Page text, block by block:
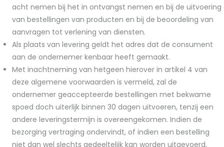
acht nemen bij het in ontvangst nemen en bij de uitvoering
van bestellingen van producten en bij de beoordeling van
aanvragen tot verlening van diensten.
Als plaats van levering geldt het adres dat de consument
aan de ondernemer kenbaar heeft gemaakt.
Met inachtneming van hetgeen hierover in artikel 4 van
deze algemene voorwaarden is vermeld, zal de
ondernemer geaccepteerde bestellingen met bekwame
spoed doch uiterlijk binnen 30 dagen uitvoeren, tenzij een
andere leveringstermijn is overeengekomen. Indien de
bezorging vertraging ondervindt, of indien een bestelling
niet dan wel slechts gedeeltelijk kan worden uitgevoerd,